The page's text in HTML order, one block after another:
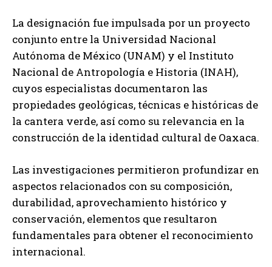
La designación fue impulsada por un proyecto
conjunto entre la Universidad Nacional
Autónoma de México (UNAM) y el Instituto
Nacional de Antropología e Historia (INAH),
cuyos especialistas documentaron las
propiedades geológicas, técnicas e históricas de
la cantera verde, así como su relevancia en la
construcción de la identidad cultural de Oaxaca.
Las investigaciones permitieron profundizar en
aspectos relacionados con su composición,
durabilidad, aprovechamiento histórico y
conservación, elementos que resultaron
fundamentales para obtener el reconocimiento
internacional.